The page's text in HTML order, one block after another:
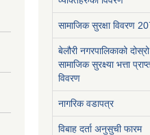
सामाजिक सुरक्षा विवरण
बेलौरी नगरपालिकाको
सामाजिक सुरक्ष्या भत्ता
विवरण
नागरिक वडापत्र
विबाह दर्ता अनुसुची फारम